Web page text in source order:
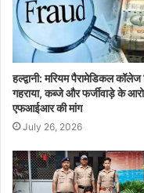
हल्द्वानी: मरियम पैरामेडिकल कॉलेज
गहराया, कब्जे और फर्जीवाड़े के
एफआईआर की मांग
July 26, 2026